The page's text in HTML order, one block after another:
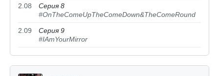
2.08
Серия 8
#OnTheComeUpTheComeDown&TheComeRound
2.09
Серия 9
#IAmYourMirror